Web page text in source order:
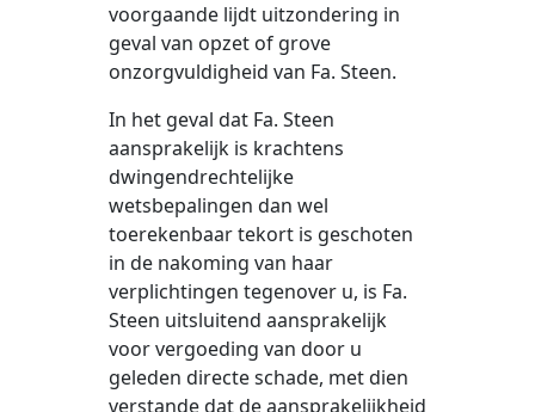
voorgaande lijdt uitzondering in
geval van opzet of grove
onzorgvuldigheid van Fa. Steen.
In het geval dat Fa. Steen
aansprakelijk is krachtens
dwingendrechtelijke
wetsbepalingen dan wel
toerekenbaar tekort is geschoten
in de nakoming van haar
verplichtingen tegenover u, is Fa.
Steen uitsluitend aansprakelijk
voor vergoeding van door u
geleden directe schade, met dien
verstande dat de aansprakelijkheid